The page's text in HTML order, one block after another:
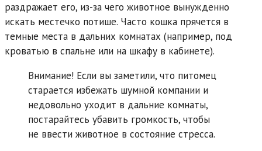
раздражает его, из-за чего животное вынужденно
искать местечко потише. Часто кошка прячется в
темные места в дальних комнатах (например, под
кроватью в спальне или на шкафу в кабинете).
Внимание! Если вы заметили, что питомец
старается избежать шумной компании и
недовольно уходит в дальние комнаты,
постарайтесь убавить громкость, чтобы
не ввести животное в состояние стресса.